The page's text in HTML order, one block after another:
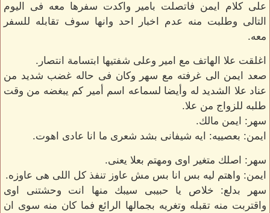
على كلام ايمن فاتصلت بامير واكدت سفرها معه فى اليوم
التالى وطلبت منه عدم اخبار احد وانها سوف تقابله للسفر
معه.
اغلقت علا الهاتف مع امير وعلى شفتيها ابتسامة انتصار.
صعد ايمن الى غرفته مع سهر وكان فى حاله غضب شديد من
عناد علا الشديد له وأيضا لسماعه اسم أمير كم يبغضه من وقت
طلبه للزواج من علا.
سهر: ايمن مالك.
ايمن: بعصييه: ايه شيفانى بشد شعرى ما انا عادى اهوت.
سهر: اصلك متغير اوى ومهتم بعلا يعنى.
ايمن: واهتم ليه بس انا بس مش عاوز تنفذ كل اللى هى عاوزه.
سهر بدلع: خلاص يا حبيبى سيبك منها انت وحشتنى اوى
واقتربت منه تقبله وتغريه بجمالها الرائع فما كان منه سوى ان